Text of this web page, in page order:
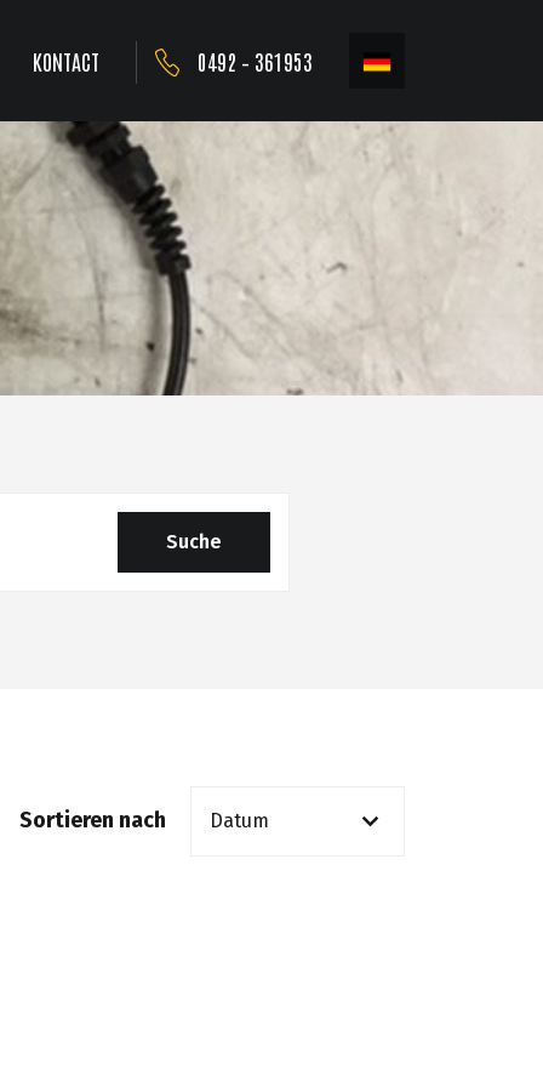
KONTACT 0492 – 361953
Sortieren nach